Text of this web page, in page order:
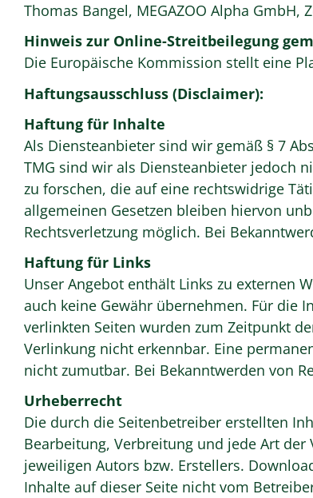
Thomas Bangel, MEGAZOO Alpha GmbH,
Hinweis zur Online-Streitbeilegung
Die Europäische Kommission stellt eine
Haftungsausschluss (Disclaimer):
Haftung für Inhalte
Als Diensteanbieter sind wir gemäß § 7
TMG sind wir als Diensteanbieter jedoch
zu forschen, die auf eine rechtswidrige
allgemeinen Gesetzen bleiben hiervon
Rechtsverletzung möglich. Bei
Haftung für Links
Unser Angebot enthält Links zu externen
auch keine Gewähr übernehmen. Für die
verlinkten Seiten wurden zum Zeitpunkt
Verlinkung nicht erkennbar. Eine
nicht zumutbar. Bei Bekanntwerden von
Urheberrecht
Die durch die Seitenbetreiber erstellten
Bearbeitung, Verbreitung und jede Art
jeweiligen Autors bzw. Erstellers.
Inhalte auf dieser Seite nicht vom